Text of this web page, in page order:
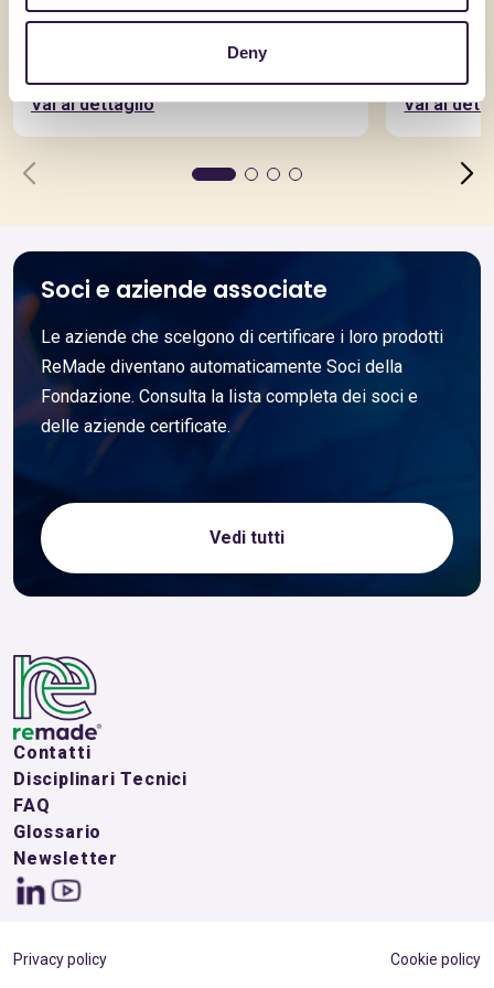
Deny
SYNERGIC ITALIANA SRL
ADVANCE AIR AR SYCURA
Vai al dettaglio
RESIPOL
Vai al
Soci e aziende associate
Le aziende che scelgono di certificare i loro prodotti
ReMade diventano automaticamente Soci della
Fondazione. Consulta la lista completa dei soci e
delle aziende certificate.
Vedi tutti
Contatti
Disciplinari Tecnici
FAQ
Glossario
Newsletter
Privacy policy Cookie policy